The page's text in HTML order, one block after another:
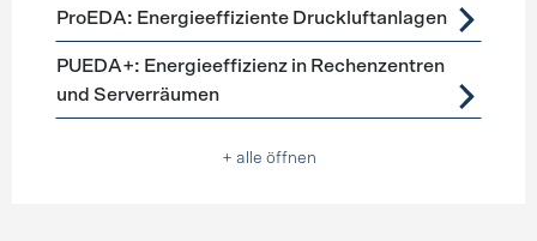
ProEDA: Energieeffiziente Druckluftanlagen
PUEDA+: Energieeffizienz in Rechenzentren
und Serverräumen
+ alle öffnen